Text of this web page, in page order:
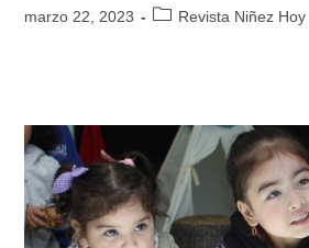
marzo 22, 2023 Revista Niñez Hoy